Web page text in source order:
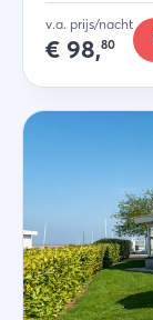
v.a. prijs/nacht
€ 98,80